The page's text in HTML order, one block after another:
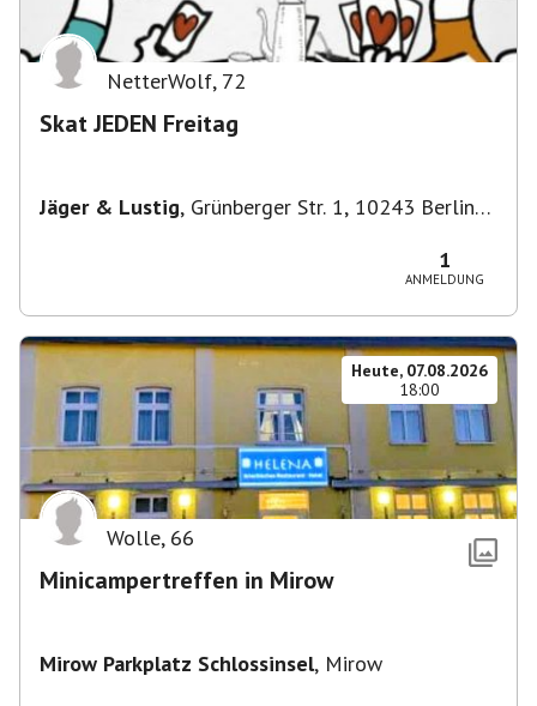
NetterWolf, 72
Skat JEDEN Freitag
Jäger & Lustig, Grünberger Str. 1, 10243 Berlin-
1
ANMELDUNG
Heute, 07.08.2026
18:00
Wolle, 66
Minicampertreffen in Mirow
Mirow Parkplatz Schlossinsel, Mirow